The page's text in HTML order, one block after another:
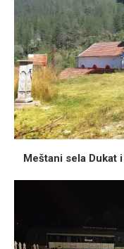
Meštani sela Dukat